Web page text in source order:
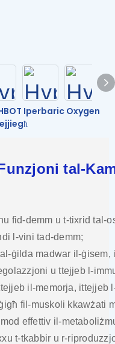
Iperbaric Oxygen
tal-
fid-demm u t-tixrid tal-
l-vini tad-demm;
ġilda madwar il-
u ttejjeb l-
il-memorja, ittejjeb
fil-muskoli kkawżati
effettiv il-
t-tkabbir u r-